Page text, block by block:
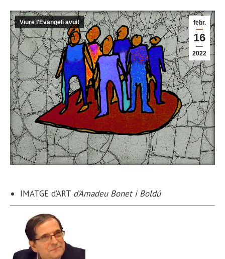
febr.
16
2022
Viure l'Evangeli avui!
IMATGE d’ART d’Amadeu Bonet i Boldú